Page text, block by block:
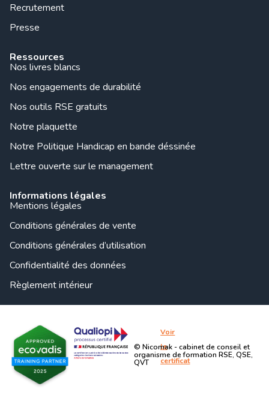
Recrutement
Presse
Ressources
Nos livres blancs
Nos engagements de durabilité
Nos outils RSE gratuits
Notre plaquette
Notre Politique Handicap en bande déssinée
Lettre ouverte sur le management
Informations légales
Mentions légales
Conditions générales de vente
Conditions générales d’utilisation
Confidentialité des données
Règlement intérieur
Voir
le
certificat
© Nicomak - cabinet de conseil et
organisme de formation RSE, QSE,
QVT